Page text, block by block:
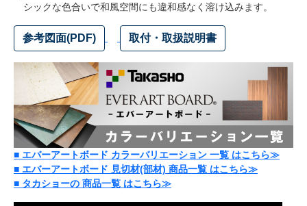
シックな色合いで和風空間にも違和感なく溶け込みます。
参考図面(PDF) 取付・取扱説明書
■ エバーアートボード カラーバリエーション 一覧 はこちら≫
■ エバーアートボード 見切材(部材) 商品一覧 はこちら≫
■ タカショーの 商品一覧 はこちら≫